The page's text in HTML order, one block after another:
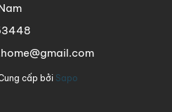
cấp bởi Sapo